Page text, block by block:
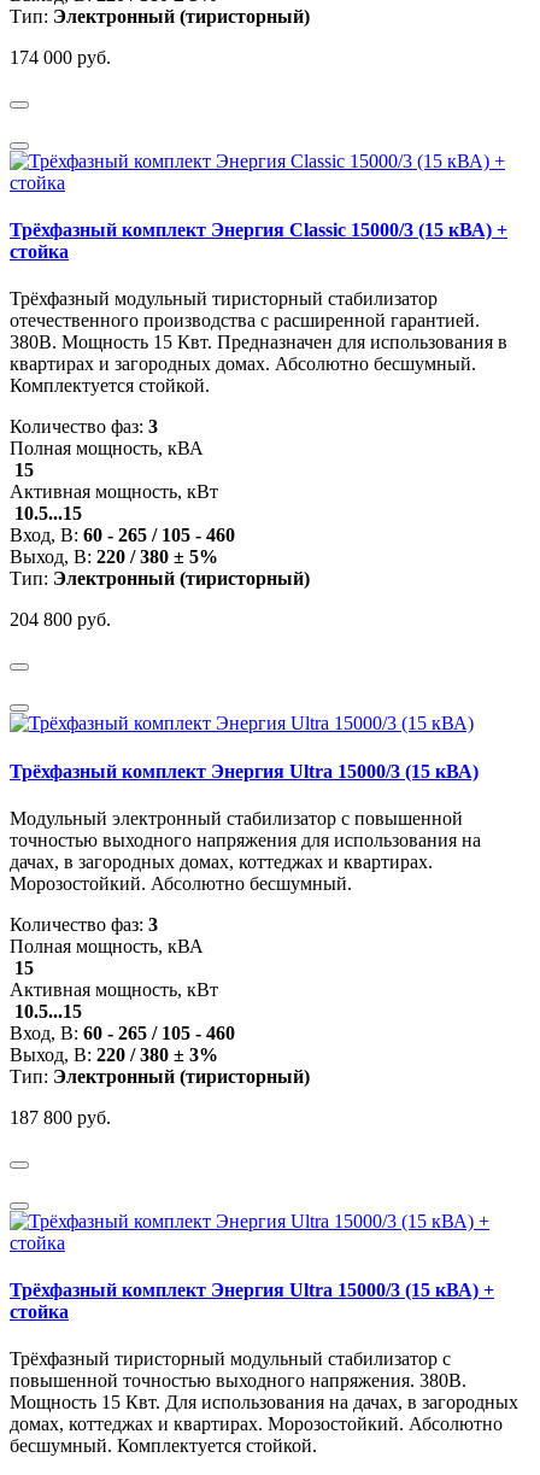
Тип: Электронный (тиристорный)
174 000 руб.
Трёхфазный комплект Энергия Classic 15000/3 (15 кВА) +
стойка
Трёхфазный модульный тиристорный стабилизатор
отечественного производства с расширенной гарантией.
380В. Мощность 15 Квт. Предназначен для использования в
квартирах и загородных домах. Абсолютно бесшумный.
Комплектуется стойкой.
Количество фаз: 3
Полная мощность, кВА
15
Активная мощность, кВт
10.5...15
Вход, В: 60 - 265 / 105 - 460
Выход, В: 220 / 380 ± 5%
Тип: Электронный (тиристорный)
204 800 руб.
Трёхфазный комплект Энергия Ultra 15000/3 (15 кВА)
Модульный электронный стабилизатор с повышенной
точностью выходного напряжения для использования на
дачах, в загородных домах, коттеджах и квартирах.
Морозостойкий. Абсолютно бесшумный.
Количество фаз: 3
Полная мощность, кВА
15
Активная мощность, кВт
10.5...15
Вход, В: 60 - 265 / 105 - 460
Выход, В: 220 / 380 ± 3%
Тип: Электронный (тиристорный)
187 800 руб.
Трёхфазный комплект Энергия Ultra 15000/3 (15 кВА) +
стойка
Трёхфазный тиристорный модульный стабилизатор с
повышенной точностью выходного напряжения. 380В.
Мощность 15 Квт. Для использования на дачах, в загородных
домах, коттеджах и квартирах. Морозостойкий. Абсолютно
бесшумный. Комплектуется стойкой.